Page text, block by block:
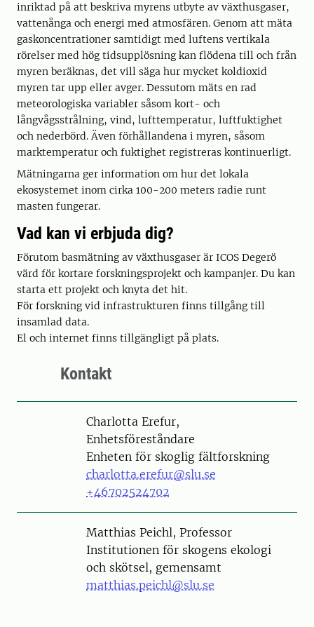
inriktad på att beskriva myrens utbyte av växthusgaser,
vattenånga och energi med atmosfären. Genom att mäta
gaskoncentrationer samtidigt med luftens vertikala
rörelser med hög tidsupplösning kan flödena till och från
myren beräknas, det vill säga hur mycket koldioxid
myren tar upp eller avger. Dessutom mäts en rad
meteorologiska variabler såsom kort- och
långvågsstrålning, vind, lufttemperatur, luftfuktighet
och nederbörd. Även förhållandena i myren, såsom
marktemperatur och fuktighet registreras kontinuerligt.
Mätningarna ger information om hur det lokala
ekosystemet inom cirka 100-200 meters radie runt
masten fungerar.
Vad kan vi erbjuda dig?
Förutom basmätning av växthusgaser är ICOS Degerö
värd för kortare forskningsprojekt och kampanjer. Du kan
starta ett projekt och knyta det hit.
För forskning vid infrastrukturen finns tillgång till
insamlad data.
El och internet finns tillgängligt på plats.
Kontakt
PersonCharlotta Erefur,
Enhetsföreståndare
Enheten för skoglig fältforskning
charlotta.erefur@slu.se
+46702524702
PersonMatthias Peichl, Professor
Institutionen för skogens ekologi
och skötsel, gemensamt
matthias.peichl@slu.se